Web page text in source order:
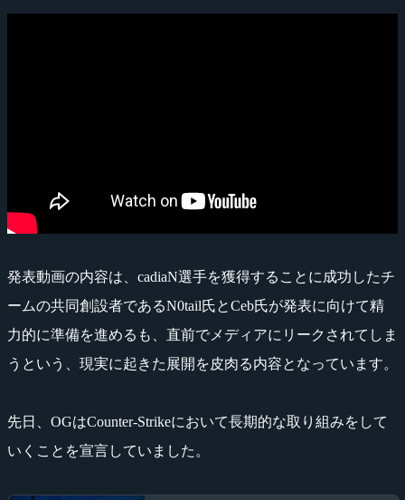
発表動画の内容は、cadiaN選手を獲得することに成功したチ
ームの共同創設者であるN0tail氏とCeb氏が発表に向けて精
力的に準備を進めるも、直前でメディアにリークされてしま
うという、現実に起きた展開を皮肉る内容となっています。
先日、OGはCounter-Strikeにおいて長期的な取り組みをして
いくことを宣言していました。